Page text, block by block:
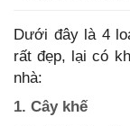
Dưới đây là 4
rất đẹp, lại có
nhà:
1. Cây khế